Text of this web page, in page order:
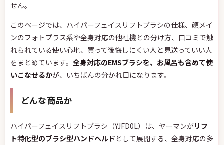
せん。
このページでは、ハイパーフェイスリフトブラシの仕様、顔メイ
ンのフォトプラス系や全身対応の他社機との分け方、口コミで触
れられている使い心地、買って後悔しにくい人と見送っていい人
をまとめています。 全身対応のEMSブラシを、お風呂も含めて使
いこなせるかが、いちばんの分かれ目になります。
どんな商品か
ハイパーフェイスリフトブラシ（YJFD0L）は、ヤーマンがリフ
ト特化型のブラシ型ハンドヘルドとして展開する、全身対応の多